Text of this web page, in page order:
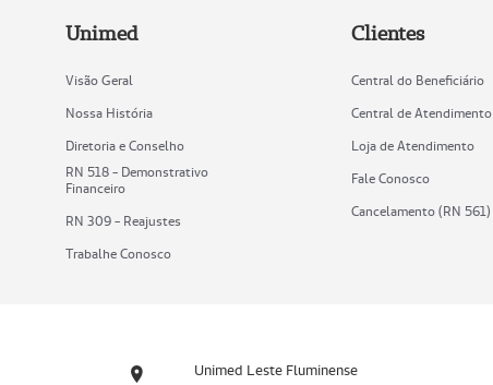
Unimed
Visão Geral
Nossa História
Diretoria e Conselho
RN 518 - Demonstrativo
Financeiro
RN 309 - Reajustes
Trabalhe Conosco
Clientes
Central do Beneficiário
Central de Atendimento
Loja de Atendimento
Fale Conosco
Cancelamento (RN 561)
Unimed Leste Fluminense